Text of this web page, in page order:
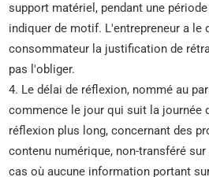
support matériel, pendant une
indiquer de motif. L'entrepreneur a le
consommateur la justification de
pas l'obliger.
4. Le délai de réflexion, nommé au
commence le jour qui suit la journée
réflexion plus long, concernant des
contenu numérique, non-transféré
cas où aucune information portant